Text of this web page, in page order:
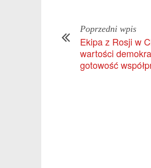
Poprzedni wpis
Ekipa z Rosji w
wartości
gotowość